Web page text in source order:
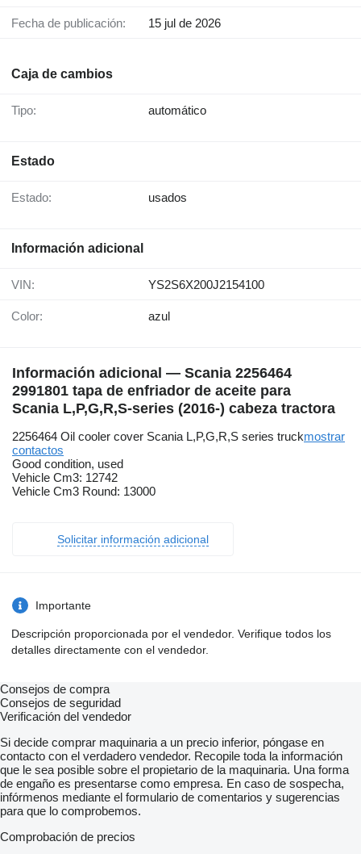
Fecha de publicación: 15 jul de 2026
Caja de cambios
Tipo: automático
Estado
Estado: usados
Información adicional
VIN: YS2S6X200J2154100
Color: azul
Información adicional — Scania 2256464
2991801 tapa de enfriador de aceite para
Scania L,P,G,R,S-series (2016-) cabeza tractora
2256464 Oil cooler cover Scania L,P,G,R,S series truckmostrar
contactos
Good condition, used
Vehicle Cm3: 12742
Vehicle Cm3 Round: 13000
Solicitar información adicional
Importante
Descripción proporcionada por el vendedor. Verifique todos los
detalles directamente con el vendedor.
Consejos de compra
Consejos de seguridad
Verificación del vendedor
Si decide comprar maquinaria a un precio inferior, póngase en
contacto con el verdadero vendedor. Recopile toda la información
que le sea posible sobre el propietario de la maquinaria. Una forma
de engaño es presentarse como empresa. En caso de sospecha,
infórmenos mediante el formulario de comentarios y sugerencias
para que lo comprobemos.
Comprobación de precios